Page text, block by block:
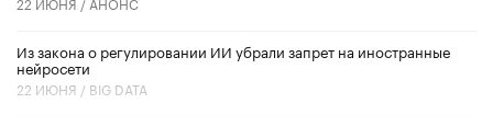
Из закона о регулировании ИИ убрали запрет на иностранные
нейросети
22 ИЮНЯ / BIG DATA